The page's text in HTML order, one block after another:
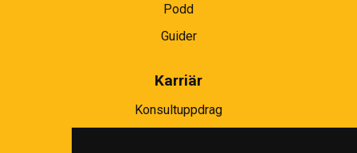
Podd
Guider
Karriär
Konsultuppdrag